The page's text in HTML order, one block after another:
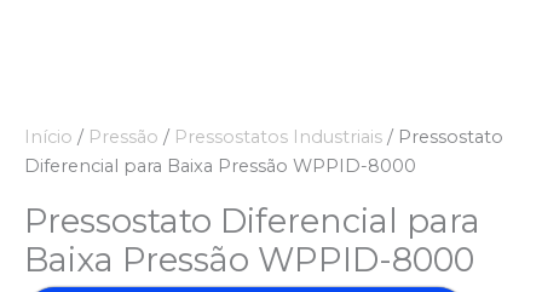
Início / Pressão / Pressostatos Industriais / Pressostato
Diferencial para Baixa Pressão WPPID-8000
Pressostato Diferencial para
Baixa Pressão WPPID-8000